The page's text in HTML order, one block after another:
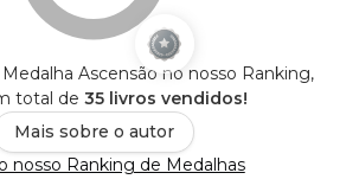
Ascensão no nosso Ranking,
total de 35 livros vendidos!
Mais sobre o autor
nosso Ranking de Medalhas